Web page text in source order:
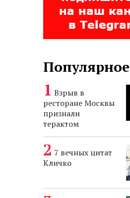
Популярное
Взрыв в
ресторане Москвы
признали
терактом
7 вечных цитат
Кличко